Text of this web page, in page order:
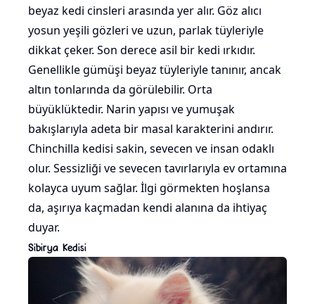
beyaz kedi cinsleri arasında yer alır. Göz alıcı
yosun yeşili gözleri ve uzun, parlak tüyleriyle
dikkat çeker. Son derece asil bir kedi ırkıdır.
Genellikle gümüşi beyaz tüyleriyle tanınır, ancak
altın tonlarında da görülebilir. Orta
büyüklüktedir. Narin yapısı ve yumuşak
bakışlarıyla adeta bir masal karakterini andırır.
Chinchilla kedisi sakin, sevecen ve insan odaklı
olur. Sessizliği ve sevecen tavırlarıyla ev ortamına
kolayca uyum sağlar. İlgi görmekten hoşlansa
da, aşırıya kaçmadan kendi alanına da ihtiyaç
duyar.
Sibirya Kedisi